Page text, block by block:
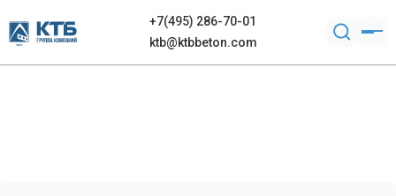
+7(495) 286-70-01
ktb@ktbbeton.com